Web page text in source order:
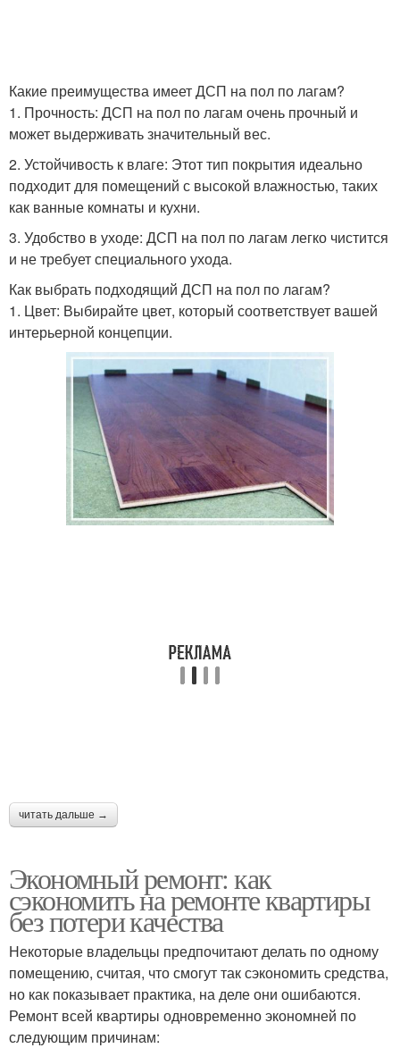
Какие преимущества имеет ДСП на пол по лагам?
1. Прочность: ДСП на пол по лагам очень прочный и
может выдерживать значительный вес.
2. Устойчивость к влаге: Этот тип покрытия идеально
подходит для помещений с высокой влажностью, таких
как ванные комнаты и кухни.
3. Удобство в уходе: ДСП на пол по лагам легко чистится
и не требует специального ухода.
Как выбрать подходящий ДСП на пол по лагам?
1. Цвет: Выбирайте цвет, который соответствует вашей
интерьерной концепции.
читать дальше →
Экономный ремонт: как
сэкономить на ремонте квартиры
без потери качества
Некоторые владельцы предпочитают делать по одному
помещению, считая, что смогут так сэкономить средства,
но как показывает практика, на деле они ошибаются.
Ремонт всей квартиры одновременно экономней по
следующим причинам: